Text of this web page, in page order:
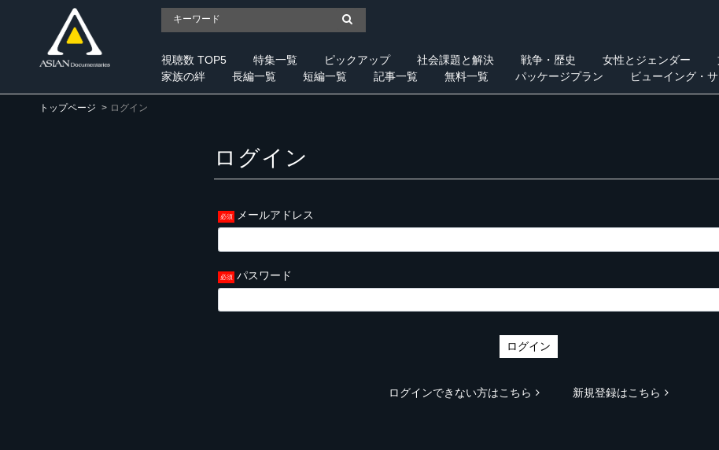
視聴数 TOP5 特集一覧 ピックアップ 社会課題と解決 戦争・歴史 女性とジェンダー
家族の絆
長編一覧 短編一覧 記事一覧 無料一覧 パッケージプラン ビューイング・
トップページ ログイン
ログイン
メールアドレス
パスワード
ログイン
ログインできない方はこちら 新規登録はこちら